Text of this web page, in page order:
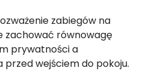
zabiegów na
zachować równowagę
prywatności a
przed wejściem do pokoju.